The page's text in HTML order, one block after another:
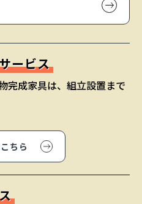
ービス
完成家具は、組立設置まで
ちら